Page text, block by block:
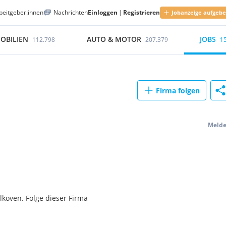
NachrichtenEinloggen | Registrieren Jobanzeige
112.798 AUTO & MOTOR 207.379 JOBS
Firma folgen
Folge dieser Firma